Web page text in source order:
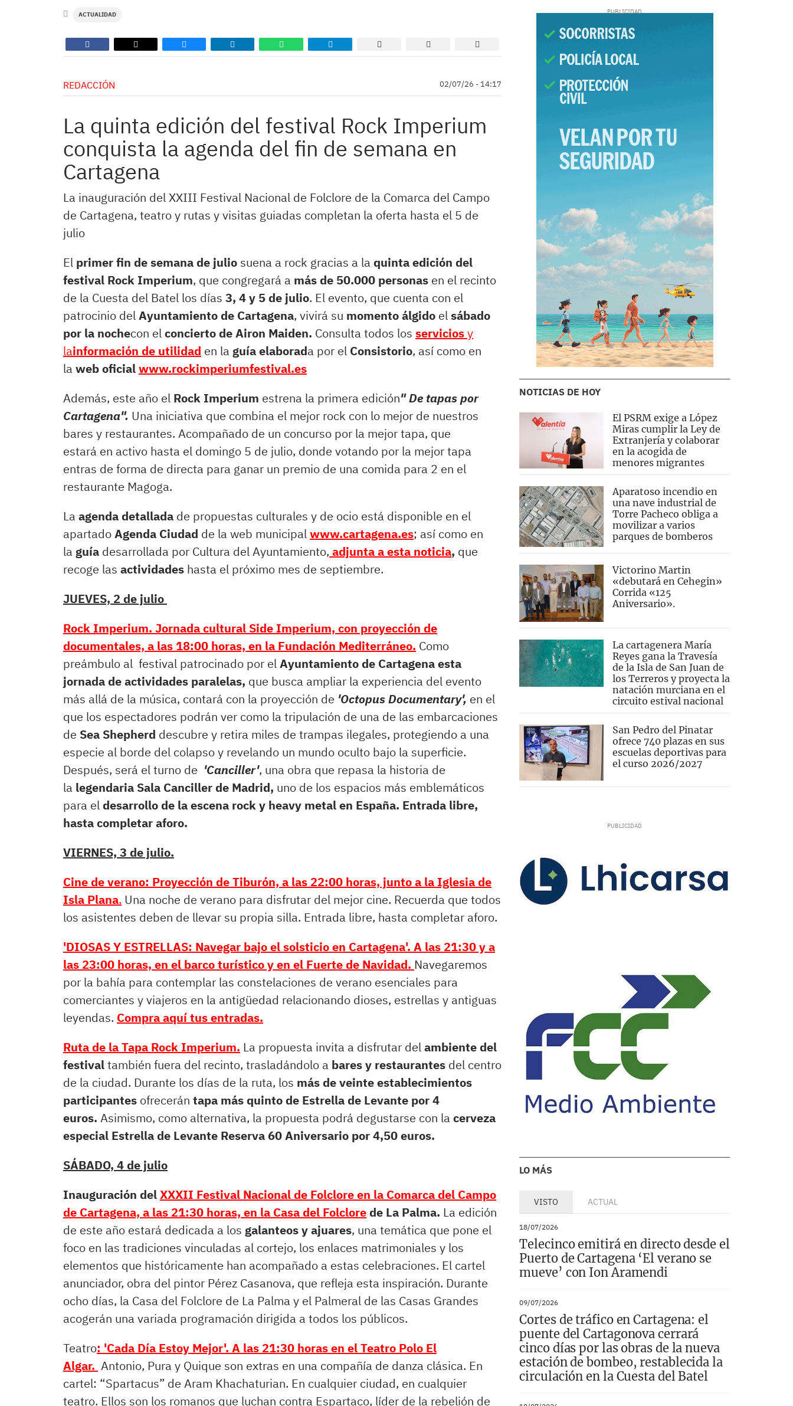
ACTUALIDAD
REDACCIÓN 02/07/26 - 14:17
La quinta edición del festival Rock Imperium
conquista la agenda del fin de semana en
Cartagena
La inauguración del XXIII Festival Nacional de Folclore de la Comarca del Campo
de Cartagena, teatro y rutas y visitas guiadas completan la oferta hasta el 5 de
julio
El primer fin de semana de julio suena a rock gracias a la quinta edición del
festival Rock Imperium, que congregará a más de 50.000 personas en el recinto
de la Cuesta del Batel los días 3, 4 y 5 de julio. El evento, que cuenta con el
patrocinio delAyuntamiento de Cartagena, vivirá su momento álgido elsábado
por la nochecon elconcierto de Airon Maiden. Consulta todos los serviciosy
lainformación de utilidad en la guía elaborada por el Consistorio, así como en
la web oficialwww.rockimperiumfestival.es
Además, este año el Rock Imperium estrena la primera edición" De tapas por
Cartagena". Una iniciativa que combina el mejor rock con lo mejor de nuestros
bares y restaurantes. Acompañado de un concurso por la mejor tapa, que
estará en activo hasta el domingo 5 de julio, donde votando por la mejor tapa
entras de forma de directa para ganar un premio de una comida para 2 en el
restaurante Magoga.
La agenda detallada de propuestas culturales y de ocio está disponible en el
apartadoAgenda Ciudad de la web municipalwww.cartagena.es; así como en
la guía desarrollada por Cultura del Ayuntamiento, adjunta a esta noticia, que
recoge las actividades hasta el próximo mes de septiembre.
JUEVES, 2 de julio
Rock Imperium. Jornada cultural Side Imperium, con proyección de
documentales, a las 18:00 horas, en la Fundación Mediterráneo. Como
preámbulo al festival patrocinado por elAyuntamiento de Cartagena esta
jornada deactividades paralelas, que busca ampliar la experiencia del evento
más allá de la música, contará con la proyección de 'Octopus Documentary', en el
que los espectadores podrán ver como la tripulación de una de las embarcaciones
de Sea Shepherd descubre y retira miles de trampas ilegales, protegiendo a una
especie al borde del colapso y revelando un mundo oculto bajo la superficie.
Después, será el turno de 'Canciller', una obra que repasa la historia de
la legendaria Sala Canciller de Madrid, uno de los espacios más emblemáticos
para eldesarrollo de la escena rock y heavy metal en España. Entrada libre,
hasta completar aforo.
VIERNES, 3 de julio.
Cine de verano: Proyección de Tiburón, a las 22:00 horas, junto a la Iglesia de
Isla Plana. Una noche de verano para disfrutar del mejor cine. Recuerda que todos
los asistentes deben de llevar su propia silla. Entrada libre, hasta completar aforo.
'DIOSAS Y ESTRELLAS: Navegar bajo el solsticio en Cartagena'. A las 21:30 y a
las 23:00 horas, en el barco turístico y en el Fuerte de Navidad. Navegaremos
por la bahía para contemplar las constelaciones de verano esenciales para
comerciantes y viajeros en la antigüedad relacionando dioses, estrellas y antiguas
leyendas. Compra aquí tus entradas.
Ruta de la Tapa Rock Imperium. La propuesta invita a disfrutar delambiente del
festivaltambién fuera del recinto, trasladándolo a bares y restaurantes del centro
de la ciudad. Durante los días de la ruta, los más de veinte establecimientos
participantes ofrecerán tapa más quinto de Estrella de Levante por 4
euros. Asimismo, como alternativa, la propuesta podrá degustarse con la cerveza
especial Estrella de Levante Reserva 60 Aniversario por 4,50 euros.
SÁBADO, 4 de julio
Inauguración delXXXII Festival Nacional de Folclore en la Comarca del Campo
de Cartagena, a las 21:30 horas, en la Casa del Folclorede La Palma. La edición
de este año estará dedicada a los galanteos y ajuares, una temática que pone el
foco en las tradiciones vinculadas al cortejo, los enlaces matrimoniales y los
elementos que históricamente han acompañado a estas celebraciones. El cartel
anunciador, obra del pintor Pérez Casanova, que refleja esta inspiración. Durante
ocho días, la Casa del Folclore de La Palma y el Palmeral de las Casas Grandes
acogerán una variada programación dirigida a todos los públicos.
Teatro: 'Cada Día Estoy Mejor'. A las 21:30 horas en el Teatro Polo El
Algar. Antonio, Pura y Quique son extras en una compañía de danza clásica. En
cartel: “Spartacus” de Aram Khachaturian. En cualquier ciudad, en cualquier
teatro. Ellos son los romanos que luchan contra Espartaco, líder de la rebelión de
NOTICIAS DE HOY
El PSRM exige a López
Miras cumplir la Ley de
Extranjería y colaborar
en la acogida de
menores migrantes
Aparatoso incendio en
una nave industrial de
Torre Pacheco obliga a
movilizar a varios
parques de bomberos
Victorino Martin
«debutará en Cehegin»
Corrida «125
Aniversario».
La cartagenera María
Reyes gana la Travesía
de la Isla de San Juan de
los Terreros y proyecta la
natación murciana en el
circuito estival nacional
San Pedro del Pinatar
ofrece 740 plazas en sus
escuelas deportivas para
el curso 2026/2027
LO MÁS
VISTO ACTUAL
18/07/2026
Telecinco emitirá en directo desde el
Puerto de Cartagena ‘El verano se
mueve’ con Ion Aramendi
09/07/2026
Cortes de tráfico en Cartagena: el
puente del Cartagonova cerrará
cinco días por las obras de la nueva
estación de bombeo, restablecida la
circulación en la Cuesta del Batel